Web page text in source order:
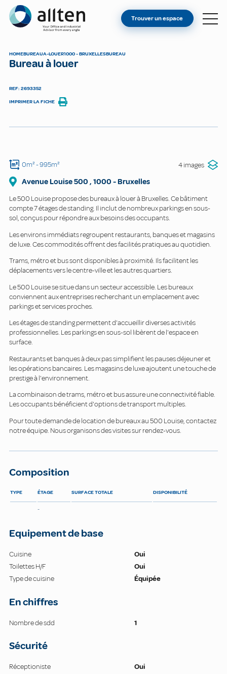
Allten
TROUVER UN ESPACE
Trouver un espace
HOMEBUREAUA-LOUER1000 - BRUXELLESBUREAU
Bureau à louer
REF: 2693352
IMPRIMER LA FICHE
0m²- 995m² 4 images
Avenue Louise 500 , 1000 -Bruxelles
Le 500 Louise propose des bureaux à louer à Bruxelles. Ce bâtiment
compte 7 étages de standing. Il inclut de nombreux parkings en sous-
sol, conçus pour répondre aux besoins des occupants.
Les environs immédiats regroupent restaurants, banques et magasins
de luxe. Ces commodités offrent des facilités pratiques au quotidien.
Trams, métro et bus sont disponibles à proximité. Ils facilitent les
déplacements vers le centre-ville et les autres quartiers.
Le 500 Louise se situe dans un secteur accessible. Les bureaux
conviennent aux entreprises recherchant un emplacement avec
parkings et services proches.
Les étages de standing permettent d'accueillir diverses activités
professionnelles. Les parkings en sous-sol libèrent de l'espace en
surface.
Restaurants et banques à deux pas simplifient les pauses déjeuner et
les opérations bancaires. Les magasins de luxe ajoutent une touche de
prestige à l'environnement.
La combinaison de trams, métro et bus assure une connectivité fiable.
Les occupants bénéficient d'options de transport multiples.
Pour toute demande de location de bureaux au 500 Louise, contactez
notre équipe. Nous organisons des visites sur rendez-vous.
Composition
TYPE ÉTAGE SURFACE TOTALE DISPONIBILITÉ
-
Equipement de base
Cuisine
Oui
Toilettes H/F
Oui
Type de cuisine
Équipée
En chiffres
Nombre de sdd 1
Sécurité
Réceptioniste Oui